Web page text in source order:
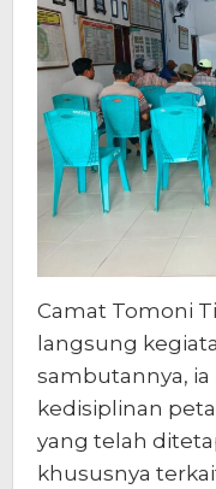
Camat Tomoni
langsung
sambutannya,
kedisiplinan
yang telah
khususnya